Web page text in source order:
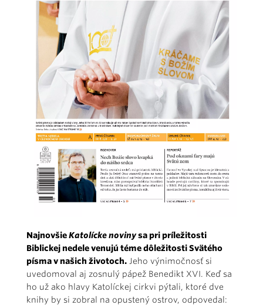
NajnovšieKatolícke novinysa pri príležitosti
Biblickej nedele venujú téme dôležitosti Svätého
písma v našich životoch. Jeho výnimočnosť si
uvedomoval aj zosnulý pápež Benedikt XVI. Keď sa
ho už ako hlavy Katolíckej cirkvi pýtali, ktoré dve
knihy by si zobral na opustený ostrov, odpovedal: